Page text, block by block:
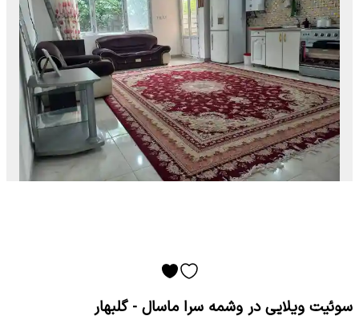
سوئیت ویلایی در وشمه سرا ماسال - گلبهار